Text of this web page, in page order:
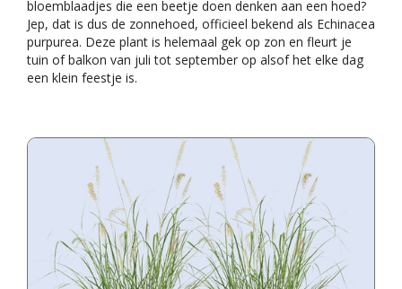
bloemblaadjes die een beetje doen denken aan een hoed?
Jep, dat is dus de zonnehoed, officieel bekend als Echinacea
purpurea. Deze plant is helemaal gek op zon en fleurt je
tuin of balkon van juli tot september op alsof het elke dag
een klein feestje is.